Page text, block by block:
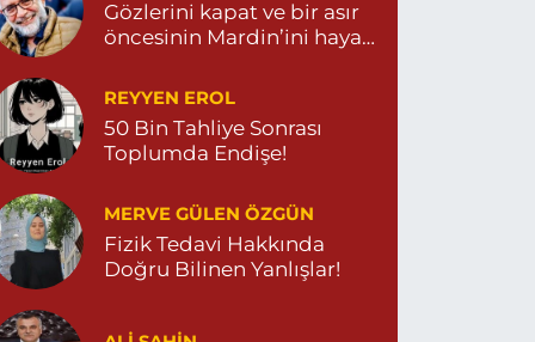
Gözlerini kapat ve bir asır
öncesinin Mardin’ini hayal
REYYEN EROL
50 Bin Tahliye Sonrası
Toplumda Endişe!
MERVE GÜLEN ÖZGÜN
Fizik Tedavi Hakkında
Doğru Bilinen Yanlışlar!